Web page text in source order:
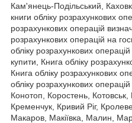
Кам'янець-Подільський,
книги обліку розрахункових
розрахункових операцій
розрахункових операцій на
обліку розрахункових
купити, Книга обліку
Книга обліку розрахункових
обліку розрахункових
Конотоп, Коростень,
Кременчук, Кривий Ріг,
Макаров, Макіївка, Малин,